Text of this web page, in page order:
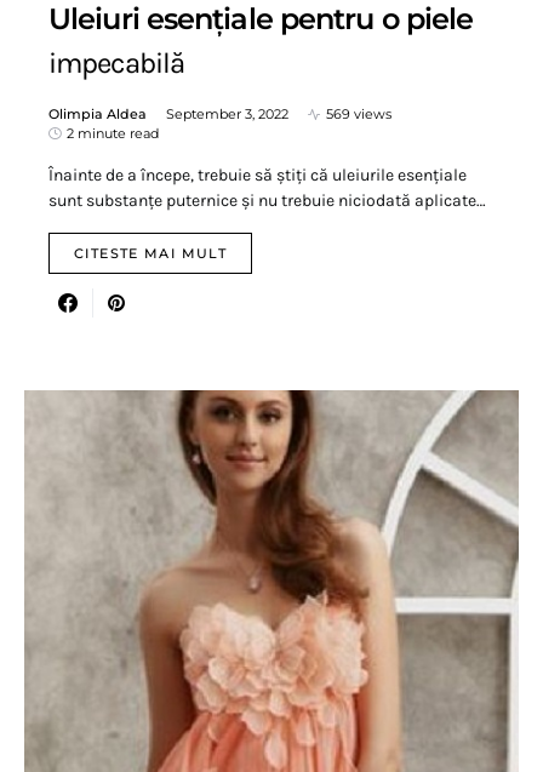
Uleiuri esențiale pentru o piele
impecabilă
Olimpia Aldea September 3, 2022
569 views
2 minute read
Înainte de a începe, trebuie să știți că uleiurile esențiale
sunt substanțe puternice și nu trebuie niciodată aplicate…
CITESTE MAI MULT